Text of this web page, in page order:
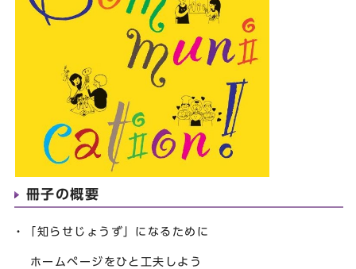
冊子の概要
・「知らせじょうず」になるために
ホームページをひと工夫しよう